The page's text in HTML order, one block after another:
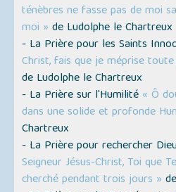
ténèbres ne fasse pas de moi
moi » de Ludolphe le Chartreux
- La Prière pour les Saints
Christ, fais que je méprise
de Ludolphe le Chartreux
- La Prière sur l'Humilité « Ô
dans une solide et profonde
Chartreux
- La Prière pour rechercher
Seigneur Jésus-Christ, Toi que
cherché pendant trois jours »